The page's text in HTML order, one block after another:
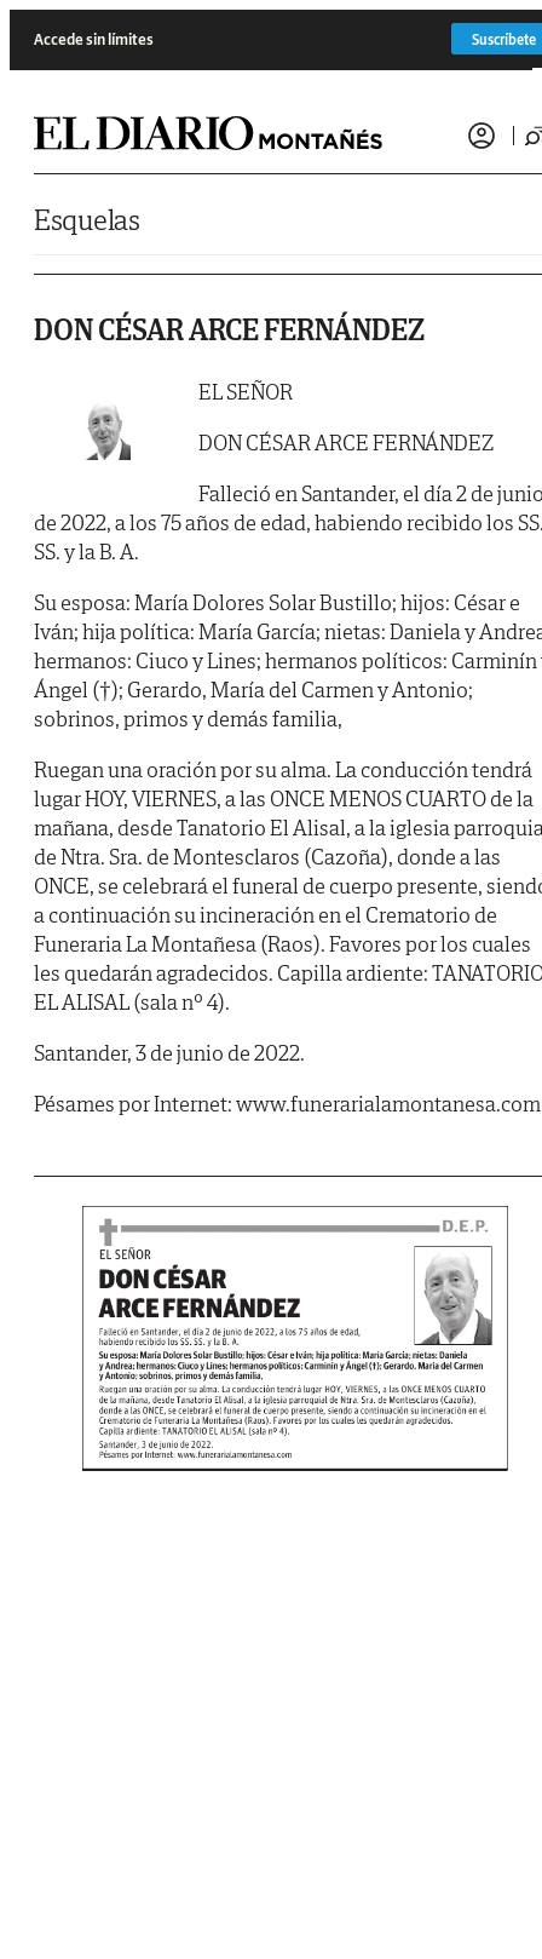
Accede sin límites Suscríbete
Esquelas
DON CÉSAR ARCE FERNÁNDEZ
EL SEÑOR
DON CÉSAR ARCE FERNÁNDEZ
Falleció en Santander, el día 2 de
de 2022, a los 75 años de edad, habiendo recibido los
SS. y la B. A.
Su esposa: María Dolores Solar Bustillo; hijos: César e
Iván; hija política: María García; nietas: Daniela y
hermanos: Ciuco y Lines; hermanos políticos: Carminín
Ángel (†); Gerardo, María del Carmen y Antonio;
sobrinos, primos y demás familia,
Ruegan una oración por su alma. La conducción tendrá
lugar HOY, VIERNES, a las ONCE MENOS CUARTO de la
mañana, desde Tanatorio El Alisal, a la iglesia
de Ntra. Sra. de Montesclaros (Cazoña), donde a las
ONCE, se celebrará el funeral de cuerpo presente,
a continuación su incineración en el Crematorio de
Funeraria La Montañesa (Raos). Favores por los cuales
les quedarán agradecidos. Capilla ardiente:
EL ALISAL (sala nº 4).
Santander, 3 de junio de 2022.
Pésames por Internet: www.funerarialamontanesa.com